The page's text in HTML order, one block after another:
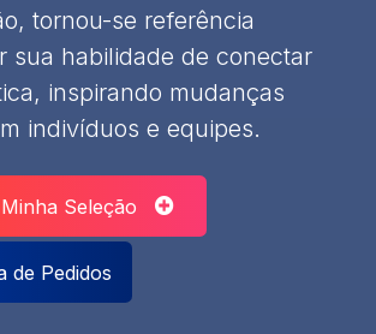
tornou-se referência
sua habilidade de conectar
inspirando mudanças
indivíduos e equipes.
Seleção
de Pedidos